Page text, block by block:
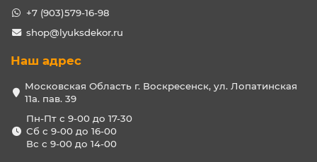
+7 (903)579-16-98
shop@lyuksdekor.ru
Наш адрес
Московская Область г. Воскресенск, ул. Лопатинская
11а. пав. 39
Пн-Пт с 9-00 до 17-30
Сб с 9-00 до 16-00
Вс с 9-00 до 14-00